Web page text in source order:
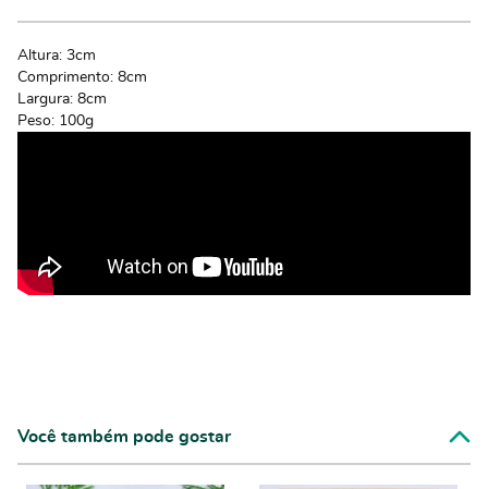
Altura: 3cm
Comprimento: 8cm
Largura: 8cm
Peso: 100g
Você também pode gostar